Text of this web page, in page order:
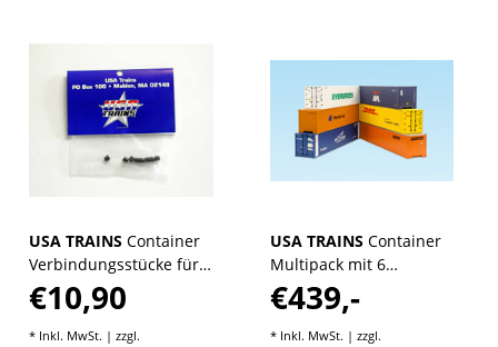
USA TRAINS Container
Verbindungsstücke für
Intermodal
Containerwagen
€10,90
* Inkl. MwSt. | zzgl.
USA TRAINS Container
Multipack mit 6
Containern Set 1
€439,-
* Inkl. MwSt. | zzgl.